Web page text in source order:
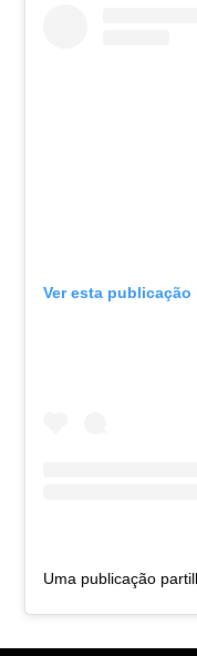
Ver esta